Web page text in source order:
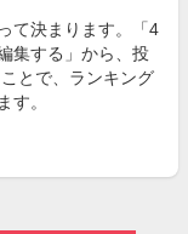
て決まります。「4
集する」から、投
とで、ランキング
す。